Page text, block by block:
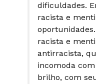
dificuldades.
racista e
racista e
antirracista,
incomoda
brilho, com